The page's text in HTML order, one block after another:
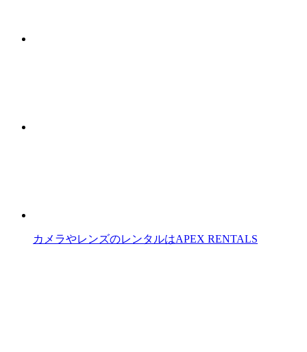
カメラやレンズのレンタルはAPEX RENTALS